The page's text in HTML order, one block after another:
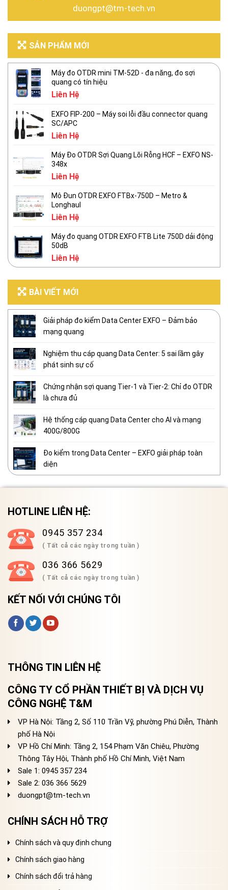
duongpt@tm-tech.vn
SẢN PHẨM MỚI
Máy đo OTDR mini TM-52D - đa năng, đo sợi
quang có tín hiệu
Liên Hệ
EXFO FIP-200 – Máy soi lỗi đầu connector quang
SC/APC
Liên Hệ
Máy Đo OTDR Sợi Quang Lõi Rỗng HCF – EXFO NS-
348x
Liên Hệ
Mô Đun OTDR EXFO FTBx-750D – Metro &
Longhaul
Liên Hệ
Máy đo quang OTDR EXFO FTB Lite 750D dải động
50dB
Liên Hệ
BÀI VIẾT MỚI
Giải pháp đo kiểm Data Center EXFO – Đảm bảo
mạng quang
Nghiệm thu cáp quang Data Center: 5 sai lầm gây
phát sinh sự cố
Chứng nhận sợi quang Tier-1 và Tier-2: Chỉ đo OTDR
là chưa đủ
Hệ thống cáp quang Data Center cho AI và mạng
400G/800G
Đo kiểm trong Data Center – EXFO giải pháp toàn
diện
HOTLINE LIÊN HỆ:
0945 357 234
( Tất cả các ngày trong tuần )
036 366 5629
( Tất cả các ngày trong tuần )
KẾT NỐI VỚI CHÚNG TÔI
THÔNG TIN LIÊN HỆ
CÔNG TY CỔ PHẦN THIẾT BỊ VÀ DỊCH VỤ
CÔNG NGHỆ T&M
VP Hà Nội: Tầng 2, Số 110 Trần Vỹ, phường Phú Diễn, Thành
phố Hà Nội
VP Hồ Chí Minh: Tầng 2, 154 Phạm Văn Chiêu, Phường
Thông Tây Hội, Thành phố Hồ Chí Minh, Việt Nam
Sale 1: 0945 357 234
Sale 2: 036 366 5629
duongpt@tm-tech.vn
CHÍNH SÁCH HỖ TRỢ
Chính sách và quy định chung
Chính sách giao hàng
Chính sách đổi trả hàng